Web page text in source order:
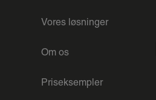
Vores løsninger
Om os
Priseksempler